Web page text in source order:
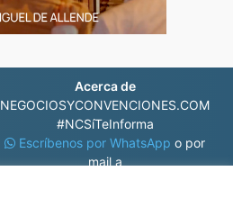
Acerca de
NEGOCIOSYCONVENCIONES.COM
#NCSíTeInforma
Escríbenos por WhatsAppo por
mail a